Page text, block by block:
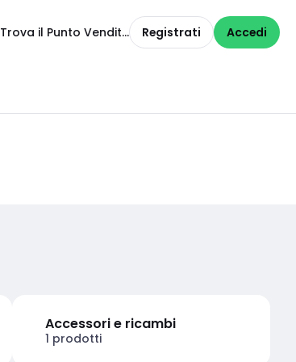
Trova il Punto Vendita Registrati Accedi
Accessori e ricambi
1 prodotti